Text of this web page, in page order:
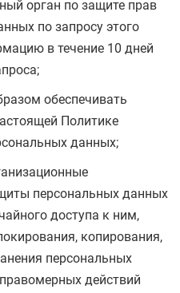
орган по защите прав
по запросу этого
в течение 10 дней
обеспечивать
Политике
данных;
персональных данных
доступа к ним,
копирования,
персональных
действий